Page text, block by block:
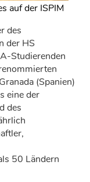
auf der ISPIM
des
der HS
Studierenden
(Spanien)
eine der
des
50 Ländern